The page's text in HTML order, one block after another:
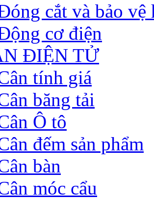
cắt và bảo vệ
cơ điện
ĐIỆN TỬ
tính giá
băng tải
Ô tô
đếm sản phẩm
bàn
móc cẩu